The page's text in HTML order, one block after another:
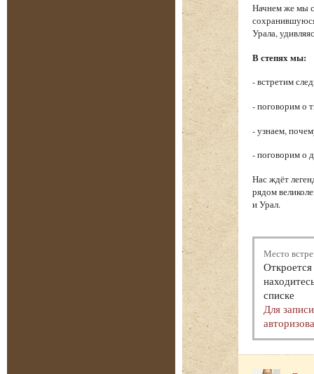
Начнем же мы с
Урала,
В степях мы:
- встретим
- поговорим о
- узнаем,
- поговорим о
Нас ждёт
рядом
и Урал.
Место
списке
Для